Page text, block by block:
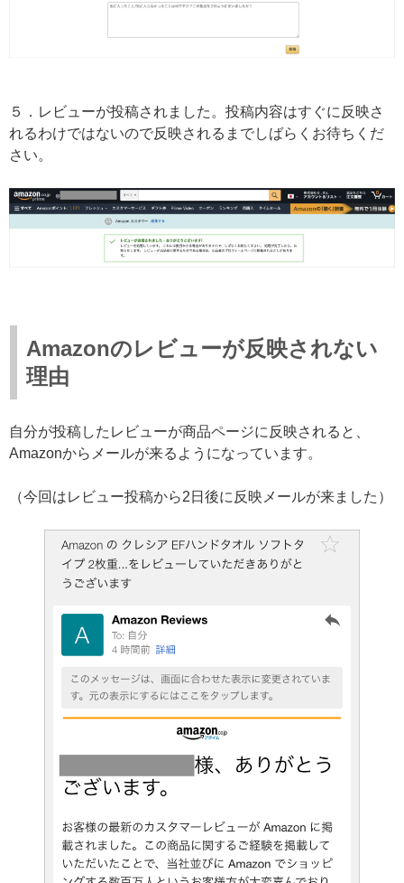
５．レビューが投稿されました。投稿内容はすぐに反映さ
れるわけではないので反映されるまでしばらくお待ちくだ
さい。
Amazonのレビューが反映されない
理由
自分が投稿したレビューが商品ページに反映されると、
Amazonからメールが来るようになっています。
（今回はレビュー投稿から2日後に反映メールが来ました）